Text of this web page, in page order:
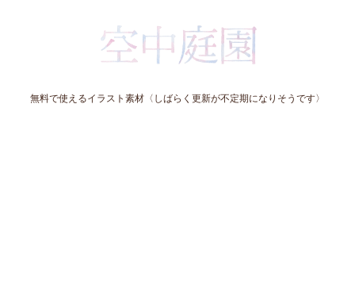
無料で使えるイラスト素材〈しばらく更新が不定期になりそうです〉